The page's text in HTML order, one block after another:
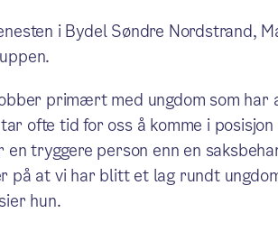
i Bydel Søndre Nordstrand,
primært med ungdom som har
ofte tid for oss å komme i
tryggere person enn en
på at vi har blitt et lag rundt
hun.